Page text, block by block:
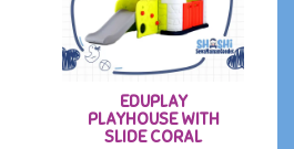
EDUPLAY
PLAYHOUSE WITH
SLIDE CORAL